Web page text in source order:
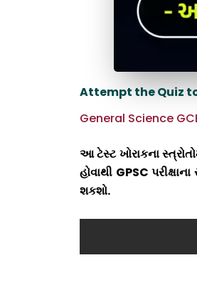
Attempt the Quiz
General Science
આ ટેસ્ટ ખોરાકના
હોવાથી GPSC
શકશો.